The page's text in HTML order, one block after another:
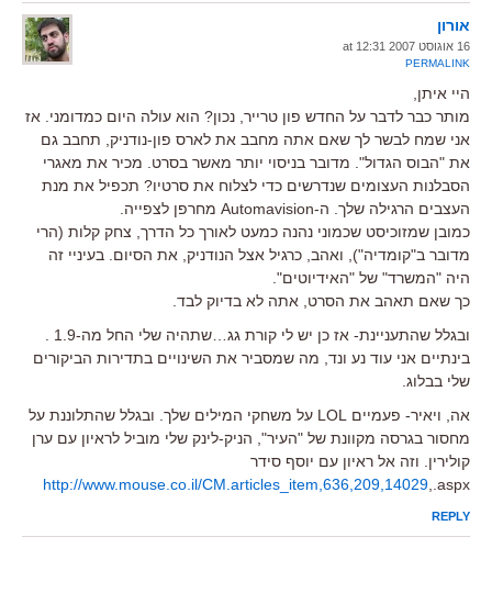
אורון
16 אוגוסט 2007 at 12:31
PERMALINK
היי איתן,
מותר כבר לדבר על החדש פון טרייר, נכון? הוא עולה היום כמדומני. אז
אני שמח לבשר לך שאם אתה מחבב את לארס פון-נודניק, תחבב גם
את "הבוס הגדול". מדובר בניסוי יותר מאשר בסרט. מכיר את מאגרי
הסבלנות העצומים שנדרשים כדי לצלוח את סרטיו? תכפיל את מנת
העצבים הרגילה שלך. ה-Automavision מחרפן לצפייה.
כמובן שמזוכיסט שכמוני נהנה כמעט לאורך כל הדרך, צחק קלות (הרי
מדובר ב"קומדיה"), ואהב, כרגיל אצל הנודניק, את הסיום. בעיניי זה
היה "המשרד" של "האידיוטים".
כך שאם תאהב את הסרט, אתה לא בדיוק לבד.
בינתיים אני עוד נע ונד, מה שמסביר את השינויים בתדירות הביקורים
שלי בבלוג.
אה, ויאיר- פעמיים LOL על משחקי המילים שלך. ובגלל שהתלוננת על
מחסור בגרסה מקוונת של "העיר", הניק-לינק שלי מוביל לראיון עם ערן
קולירין. וזה אל ראיון עם יוסף סידר
http://www.mouse.co.il/CM.articles_item,636,209,14029 ,.aspx
REPLY